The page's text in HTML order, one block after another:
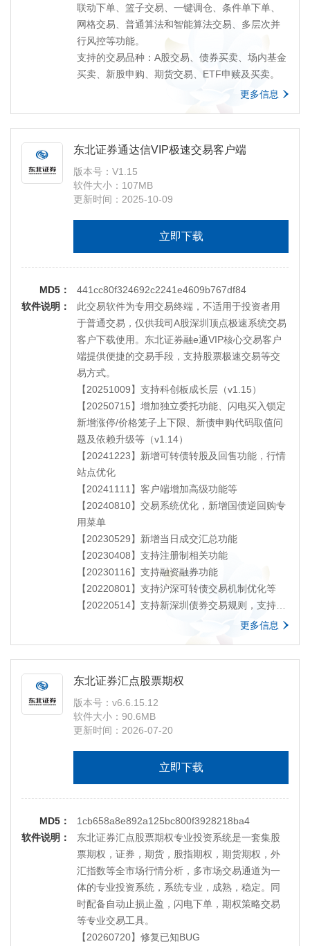
联动下单、篮子交易、一键调仓、条件单下单、
网格交易、普通算法和智能算法交易、多层次并
行风控等功能。
支持的交易品种：A股交易、债券买卖、场内基金
买卖、新股申购、期货交易、ETF申赎及买卖。
更多信息
东北证券通达信VIP极速交易客户端
版本号：V1.15
软件大小：107MB
更新时间：2025-10-09
立即下载
MD5：
441cc80f324692c2241e4609b767df84
软件说明：
此交易软件为专用交易终端，不适用于投资者用
于普通交易，仅供我司A股深圳顶点极速系统交易
客户下载使用。东北证券融e通VIP核心交易客户
端提供便捷的交易手段，支持股票极速交易等交
易方式。
【20251009】支持科创板成长层（v1.15）
【20250715】增加独立委托功能、闪电买入锁定
新增涨停/价格笼子上下限、新债申购代码取值问
题及依赖升级等（v1.14）
【20241223】新增可转债转股及回售功能，行情
站点优化
【20241111】客户端增加高级功能等
【20240810】交易系统优化，新增国债逆回购专
用菜单
【20230529】新增当日成交汇总功能
【20230408】支持注册制相关功能
【20230116】支持融资融券功能
【20220801】支持沪深可转债交易机制优化等
【20220514】支持新深圳债券交易规则，支持匹
户端深圳极速交易版本。
更多信息
东北证券汇点股票期权
版本号：v6.6.15.12
软件大小：90.6MB
更新时间：2026-07-20
立即下载
MD5：
1cb658a8e892a125bc800f3928218ba4
软件说明：
东北证券汇点股票期权专业投资系统是一套集股
票期权，证券，期货，股指期权，期货期权，外
汇指数等全市场行情分析，多市场交易通道为一
体的专业投资系统，系统专业，成熟，稳定。同
时配备自动止损止盈，闪电下单，期权策略交易
等专业交易工具。
【20260720】修复已知BUG